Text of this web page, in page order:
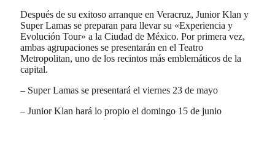
Después de su exitoso arranque en Veracruz, Junior Klan y
Super Lamas se preparan para llevar su «Experiencia y
Evolución Tour» a la Ciudad de México. Por primera vez,
ambas agrupaciones se presentarán en el Teatro
Metropolitan, uno de los recintos más emblemáticos de la
capital.
– Super Lamas se presentará el viernes 23 de mayo
– Junior Klan hará lo propio el domingo 15 de junio